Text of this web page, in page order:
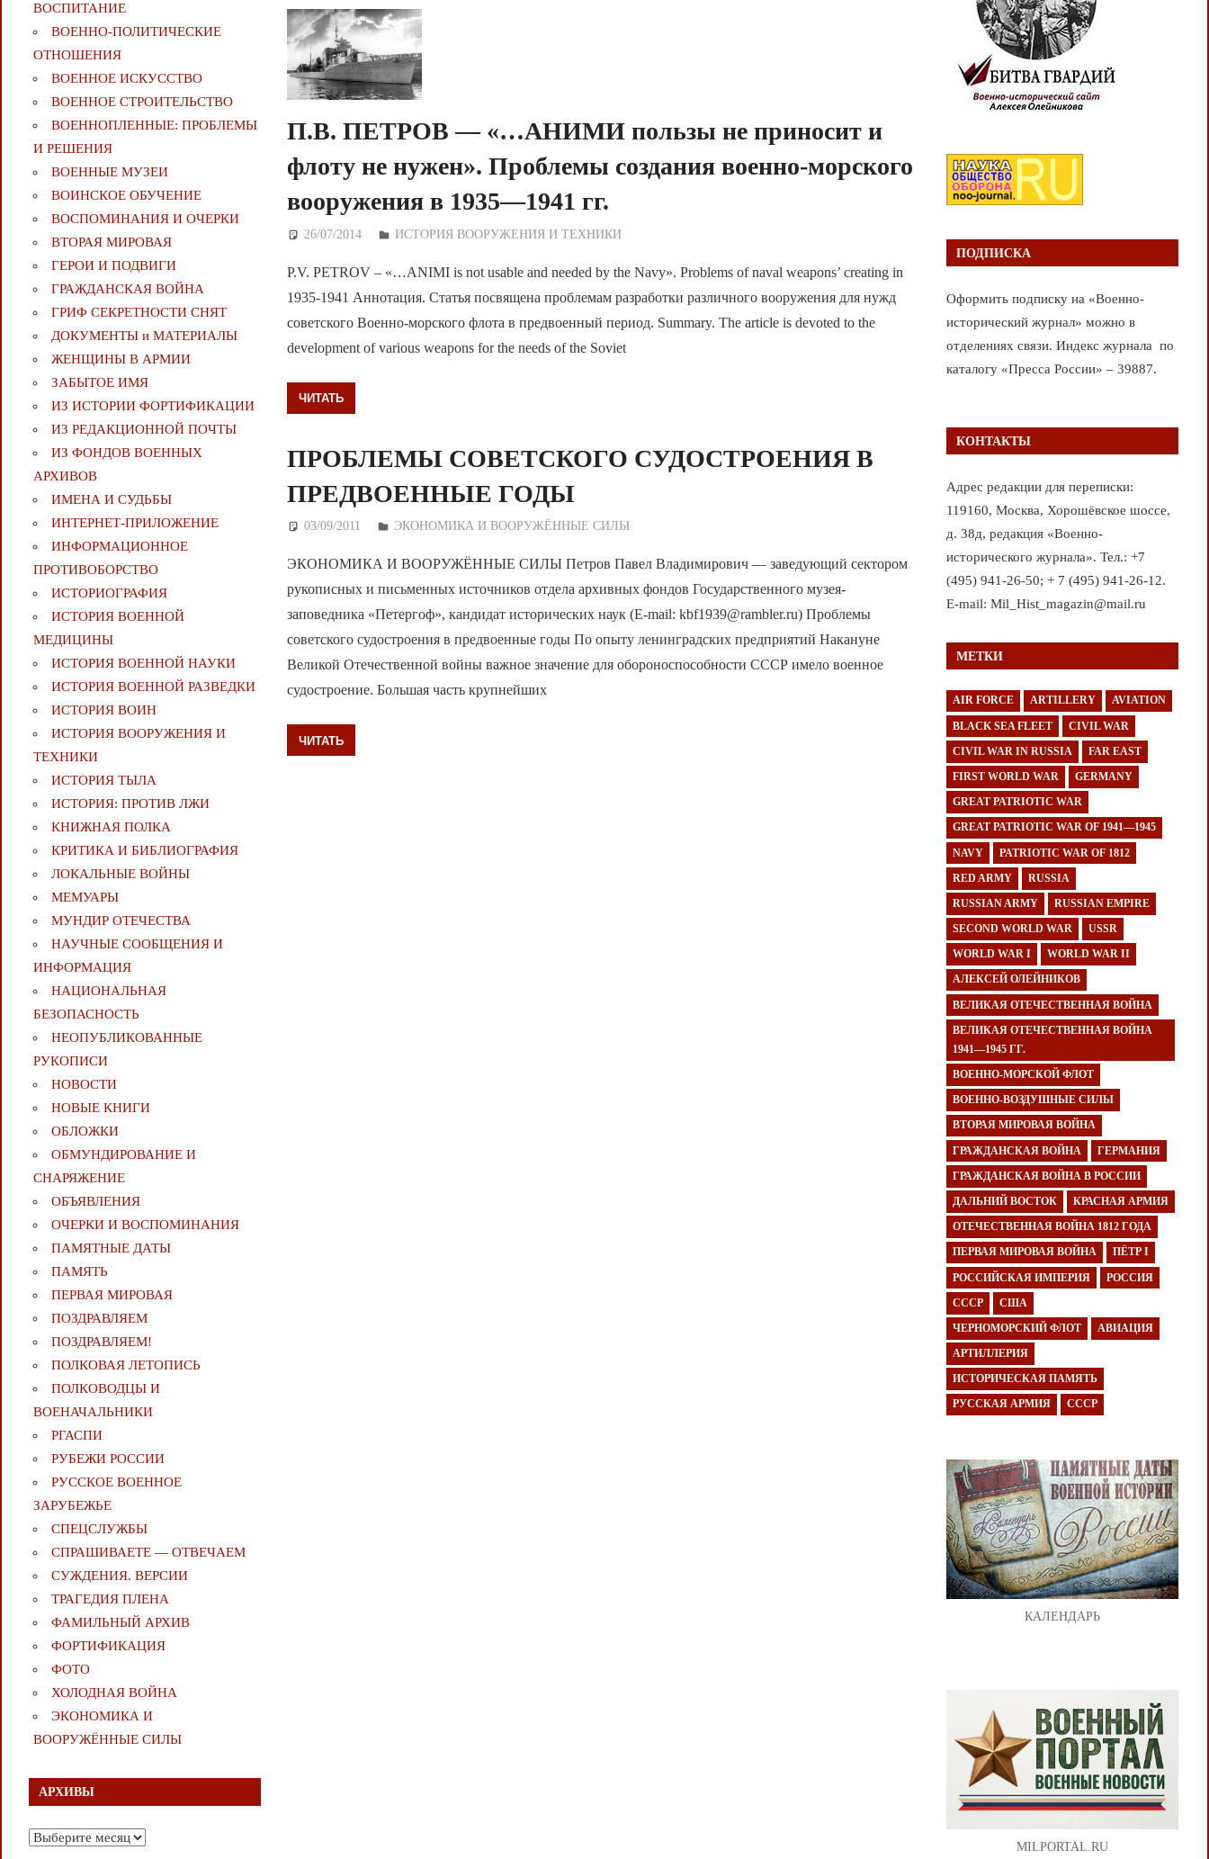
П.В. ПЕТРОВ — «…АНИМИ пользы не приносит и
флоту не нужен». Проблемы создания военно-морского
вооружения в 1935—1941 гг.
26/07/2014 Дежурный по Редакции
ИСТОРИЯ ВООРУЖЕНИЯ И ТЕХНИКИ
P.V. PETROV – «…ANIMI is not usable and needed by the Navy». Problems of naval weapons’ creating in
1935-1941 Аннотация. Статья посвящена проблемам разработки различного вооружения для нужд
советского Военно-морского флота в предвоенный период. Summary. The article is devoted to the
development of various weapons for the needs of the Soviet
ЧИТАТЬ
ПРОБЛЕМЫ СОВЕТСКОГО СУДОСТРОЕНИЯ В
ПРЕДВОЕННЫЕ ГОДЫ
03/09/2011 Дежурный по Редакции
ЭКОНОМИКА И ВООРУЖЁННЫЕ СИЛЫ
ЭКОНОМИКА И ВООРУЖЁННЫЕ СИЛЫ Петров Павел Владимирович — заведующий сектором
рукописных и письменных источников отдела архивных фондов Государственного музея-
заповедника «Петергоф», кандидат исторических наук (E-mail: kbf1939@rambler.ru) Проблемы
советского судостроения в предвоенные годы По опыту ленинградских предприятий Накануне
Великой Отечественной войны важное значение для обороноспособности СССР имело военное
судостроение. Большая часть крупнейших
ЧИТАТЬ
ВОСПИТАНИЕ
ВОЕННО-ПОЛИТИЧЕСКИE
ОТНОШЕНИЯ
ВОЕННОЕ ИСКУССТВО
ВОЕННОЕ СТРОИТЕЛЬСТВО
ВОЕННОПЛЕННЫЕ: ПРОБЛЕМЫ
И РЕШЕНИЯ
ВОЕННЫЕ МУЗЕИ
ВОИНСКОЕ ОБУЧЕНИЕ
ВОСПОМИНАНИЯ И ОЧЕРКИ
ВТОРАЯ МИРОВАЯ
ГЕРОИ И ПОДВИГИ
ГРАЖДАНСКАЯ ВОЙНА
ГРИФ СЕКРЕТНОСТИ СНЯТ
ДОКУМЕНТЫ и МАТЕРИАЛЫ
ЖЕНЩИНЫ В АРМИИ
ЗАБЫТОЕ ИМЯ
ИЗ ИСТОРИИ ФОРТИФИКАЦИИ
ИЗ РЕДАКЦИОННОЙ ПОЧТЫ
ИЗ ФОНДОВ ВОЕННЫХ
АРХИВОВ
ИМЕНА И СУДЬБЫ
ИНТЕРНЕТ-ПРИЛОЖЕНИЕ
ИНФОРМАЦИОННОЕ
ПРОТИВОБОРСТВО
ИСТОРИОГРАФИЯ
ИСТОРИЯ ВОЕННОЙ
МЕДИЦИНЫ
ИСТОРИЯ ВОЕННОЙ НАУКИ
ИСТОРИЯ ВОЕННОЙ РАЗВЕДКИ
ИСТОРИЯ ВОИН
ИСТОРИЯ ВООРУЖЕНИЯ И
ТЕХНИКИ
ИСТОРИЯ ТЫЛА
ИСТОРИЯ: ПРОТИВ ЛЖИ
КНИЖНАЯ ПОЛКА
КРИТИКА И БИБЛИОГРАФИЯ
ЛОКАЛЬНЫЕ ВОЙНЫ
МЕМУАРЫ
МУНДИР ОТЕЧЕСТВА
НАУЧНЫЕ СООБЩЕНИЯ И
ИНФОРМАЦИЯ
НАЦИОНАЛЬНАЯ
БЕЗОПАСНОСТЬ
НЕОПУБЛИКОВАННЫЕ
РУКОПИСИ
НОВОСТИ
НОВЫЕ КНИГИ
ОБЛОЖКИ
ОБМУНДИРОВАНИЕ И
СНАРЯЖЕНИЕ
ОБЪЯВЛЕНИЯ
ОЧЕРКИ И ВОСПОМИНАНИЯ
ПАМЯТНЫЕ ДАТЫ
ПАМЯТЬ
ПЕРВАЯ МИРОВАЯ
ПОЗДРАВЛЯЕМ
ПОЗДРАВЛЯЕМ!
ПОЛКОВАЯ ЛЕТОПИСЬ
ПОЛКОВОДЦЫ И
ВОЕНАЧАЛЬНИКИ
РГАСПИ
РУБЕЖИ РОССИИ
РУССКОЕ ВОЕННОЕ
ЗАРУБЕЖЬЕ
СПЕЦСЛУЖБЫ
СПРАШИВАЕТЕ — ОТВЕЧАЕМ
СУЖДЕНИЯ. ВЕРСИИ
ТРАГЕДИЯ ПЛЕНА
ФАМИЛЬНЫЙ АРХИВ
ФОРТИФИКАЦИЯ
ФОТО
ХОЛОДНАЯ ВОЙНА
ЭКОНОМИКА И
ВООРУЖЁННЫЕ СИЛЫ
АРХИВЫ
Архивы
ПОДПИСКА
Оформить подписку на «Военно-
исторический журнал» можно в
отделениях связи. Индекс журнала по
каталогу «Пресса России» – 39887.
КОНТАКТЫ
Адрес редакции для переписки:
119160, Москва, Хорошёвское шоссе,
д. 38д, редакция «Военно-
исторического журнала». Тел.: +7
(495) 941-26-50; + 7 (495) 941-26-12.
E-mail: Mil_Hist_magazin@mail.ru
МЕТКИ
AIR FORCE ARTILLERY AVIATION
BLACK SEA FLEET CIVIL WAR
CIVIL WAR IN RUSSIA FAR EAST
FIRST WORLD WAR GERMANY
GREAT PATRIOTIC WAR
GREAT PATRIOTIC WAR OF 1941—1945
NAVY PATRIOTIC WAR OF 1812
RED ARMY RUSSIA
RUSSIAN ARMY RUSSIAN EMPIRE
SECOND WORLD WAR USSR
WORLD WAR I WORLD WAR II
АЛЕКСЕЙ ОЛЕЙНИКОВ
ВЕЛИКАЯ ОТЕЧЕСТВЕННАЯ ВОЙНА
ВЕЛИКАЯ ОТЕЧЕСТВЕННАЯ ВОЙНА
1941—1945 ГГ.
ВОЕННО-МОРСКОЙ ФЛОТ
ВОЕННО-ВОЗДУШНЫЕ СИЛЫ
ВТОРАЯ МИРОВАЯ ВОЙНА
ГРАЖДАНСКАЯ ВОЙНА ГЕРМАНИЯ
ГРАЖДАНСКАЯ ВОЙНА В РОССИИ
ДАЛЬНИЙ ВОСТОК КРАСНАЯ АРМИЯ
ОТЕЧЕСТВЕННАЯ ВОЙНА 1812 ГОДА
ПЕРВАЯ МИРОВАЯ ВОЙНА ПЁТР I
РОССИЙСКАЯ ИМПЕРИЯ РОССИЯ
СССР США
ЧЕРНОМОРСКИЙ ФЛОТ АВИАЦИЯ
АРТИЛЛЕРИЯ
ИСТОРИЧЕСКАЯ ПАМЯТЬ
РУССКАЯ АРМИЯ СССР
КАЛЕНДАРЬ
MILPORTAL.RU